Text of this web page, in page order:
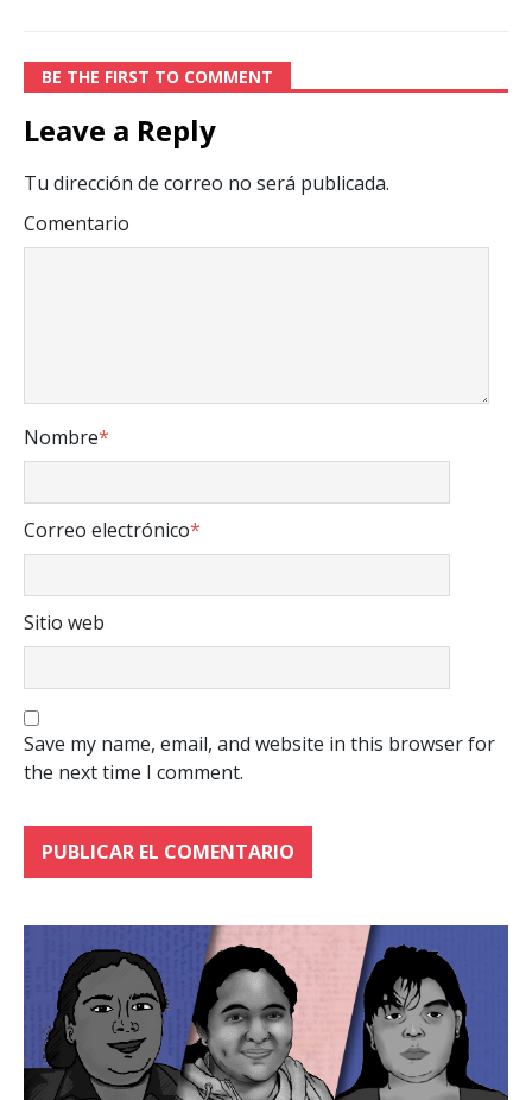
BE THE FIRST TO COMMENT
Leave a Reply
Tu dirección de correo no será publicada.
Comentario
Nombre*
Correo electrónico*
Sitio web
Save my name, email, and website in this browser for
the next time I comment.